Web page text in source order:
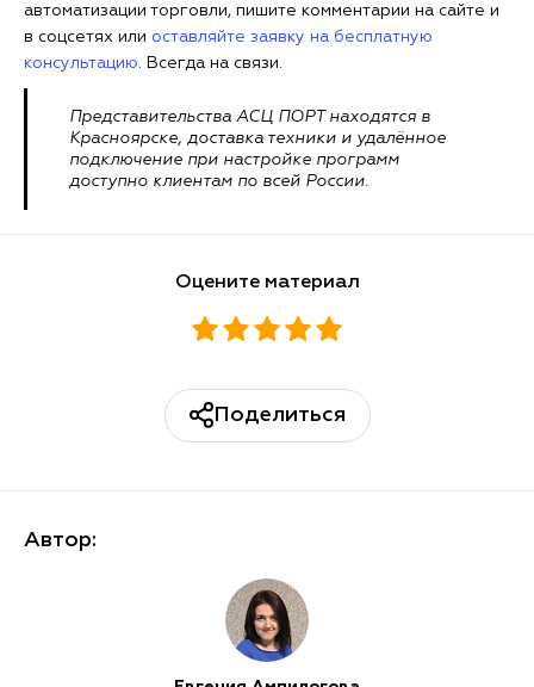
автоматизации торговли, пишите комментарии на сайте и
в соцсетях или оставляйте заявку на бесплатную
консультацию . Всегда на связи.
Представительства АСЦ ПОРТ находятся в
Красноярске, доставка техники и удалённое
подключение при настройке программ
доступно клиентам по всей России.
Оцените материал
Поделиться
Автор: